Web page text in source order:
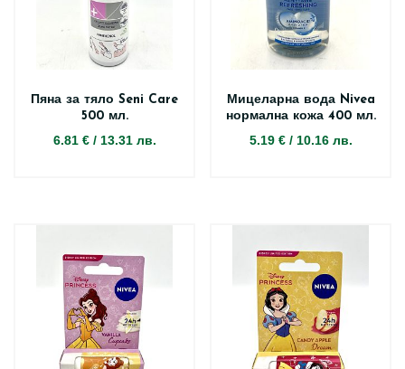
Пяна за тяло Seni Care
500 мл.
6.81 €/ 13.31 лв.
Мицеларна вода Nivea
нормална кожа 400 мл.
5.19 €/ 10.16 лв.